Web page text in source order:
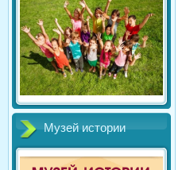
Музей истории